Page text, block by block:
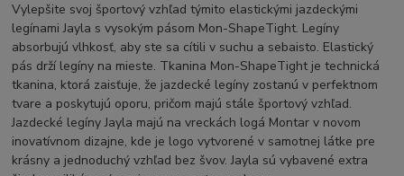
Vylepšite svoj športový vzhľad týmito elastickými jazdeckými
legínami Jayla s vysokým pásom Mon-ShapeTight. Legíny
absorbujú vlhkosť, aby ste sa cítili v suchu a sebaisto. Elastický
pás drží legíny na mieste. Tkanina Mon-ShapeTight je technická
tkanina, ktorá zaisťuje, že jazdecké legíny zostanú v perfektnom
tvare a poskytujú oporu, pričom majú stále športový vzhľad.
Jazdecké legíny Jayla majú na vreckách logá Montar v novom
inovatívnom dizajne, kde je logo vytvorené v samotnej látke pre
krásny a jednoduchý vzhľad bez švov. Jayla sú vybavené extra